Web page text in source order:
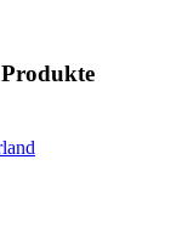
Produkte